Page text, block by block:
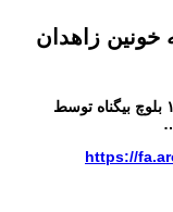
زاهدان
چهل روز از جمعه خونین زاهدان وکشته شدن ۱۰۸ بلوچ بیگناه توسط
https://